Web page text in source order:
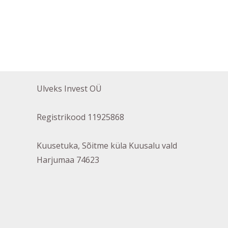
Ulveks Invest OÜ
Registrikood 11925868
Kuusetuka, Sõitme küla Kuusalu vald
Harjumaa 74623